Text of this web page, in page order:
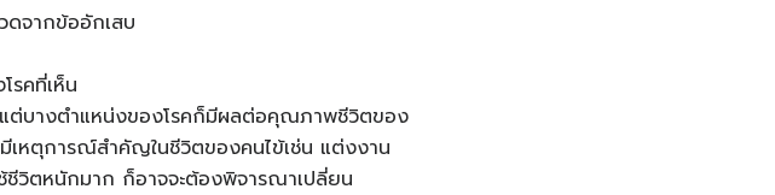
ดจากข้ออักเสบ
คที่เห็น
แต่บางตำแหน่งของโรคก็มีผลต่อคุณภาพชีวิตของ
เหตุการณ์สำคัญในชีวิตของคนไข้เช่น แต่งงาน
วิตหนักมาก ก็อาจจะต้องพิจารณาเปลี่ยน